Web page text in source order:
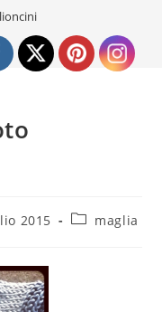
2015
Categoria
maglia